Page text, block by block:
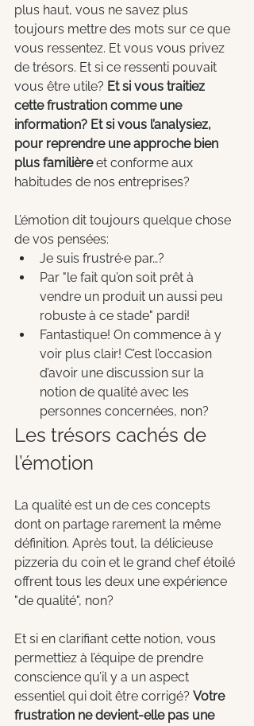
plus haut, vous ne savez plus
toujours mettre des mots sur ce que
vous ressentez. Et vous vous privez
de trésors. Et si ce ressenti pouvait
vous être utile? Et si vous traitiez
cette frustration comme une
information? Et si vous l’analysiez,
pour reprendre une approche bien
plus familière et conforme aux
habitudes de nos entreprises?
L’émotion dit toujours quelque chose
de vos pensées:
Je suis frustré·e par…?
Par "le fait qu’on soit prêt à
vendre un produit un aussi peu
robuste à ce stade" pardi!
Fantastique! On commence à y
voir plus clair! C’est l’occasion
d’avoir une discussion sur la
notion de qualité avec les
personnes concernées, non?
Les trésors cachés de
l’émotion
La qualité est un de ces concepts
dont on partage rarement la même
définition. Après tout, la délicieuse
pizzeria du coin et le grand chef étoilé
offrent tous les deux une expérience
"de qualité", non?
Et si en clarifiant cette notion, vous
permettiez à l’équipe de prendre
conscience qu’il y a un aspect
essentiel qui doit être corrigé? Votre
frustration ne devient-elle pas une